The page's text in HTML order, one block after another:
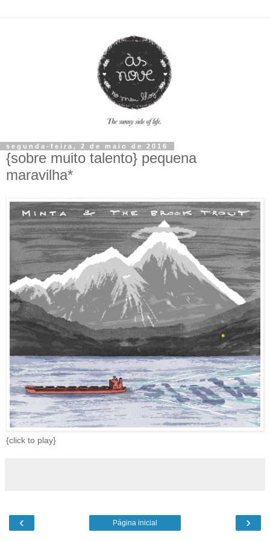
segunda-feira, 2 de maio de 2016
{sobre muito talento} pequena
maravilha*
{click to play}
‹ ›
Página inicial